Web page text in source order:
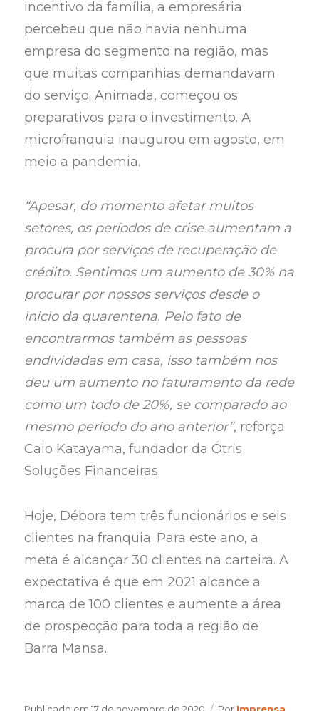
incentivo da família, a empresária
percebeu que não havia nenhuma
empresa do segmento na região, mas
que muitas companhias demandavam
do serviço. Animada, começou os
preparativos para o investimento. A
microfranquia inaugurou em agosto, em
meio a pandemia.
“Apesar, do momento afetar muitos
setores, os períodos de crise aumentam a
procura por serviços de recuperação de
crédito. Sentimos um aumento de 30% na
procurar por nossos serviços desde o
inicio da quarentena. Pelo fato de
encontrarmos também as pessoas
endividadas em casa, isso também nos
deu um aumento no faturamento da rede
como um todo de 20%, se comparado ao
mesmo período do ano anterior”, reforça
Caio Katayama, fundador da Ótris
Soluções Financeiras.
Hoje, Débora tem três funcionários e seis
clientes na franquia. Para este ano, a
meta é alcançar 30 clientes na carteira. A
expectativa é que em 2021 alcance a
marca de 100 clientes e aumente a área
de prospecção para toda a região de
Barra Mansa.
Author